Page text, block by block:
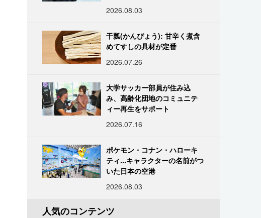
2026.08.03
干瓢(かんぴょう): 甘辛く煮含
めてすしの具材が定番
2026.07.26
大学サッカー部員が住み込
み、高齢化団地のコミュニテ
ィー再生をサポート
2026.07.16
ポケモン・コナン・ハローキ
ティ...キャラクターの名前がつ
いた日本の空港
2026.08.03
人気のコンテンツ